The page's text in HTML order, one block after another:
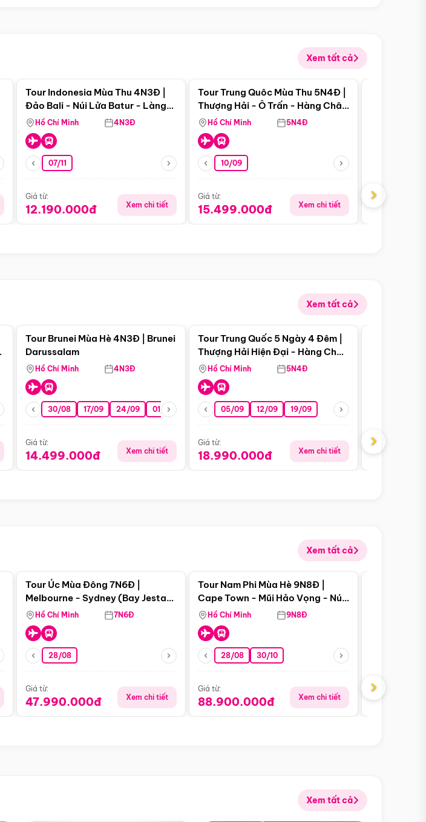
Xem tất cả
Tour Indonesia Mùa Thu 4N3Đ |
Đảo Bali - Núi Lửa Batur - Làng
Penglipuran
Hồ Chí Minh 4N3Đ
07/11
Giá từ:
12.190.000đ Xem chi tiết
Điểm nổi bật
Tour Trung Quôc Mùa Thu 5N4Đ |
Thượng Hải - Ô Trấn - Hàng Châu
(Tour Không Shopping)
Hồ Chí Minh 5N4Đ
10/09
Giá từ:
15.499.000đ Xem chi tiết
Giá từ:
›
Xem tất cả
Tour Brunei Mùa Hè 4N3Đ | Brunei
Darussalam
Hồ Chí Minh 4N3Đ
30/08 17/09 24/09 01/10 15/10 29/10
Giá từ:
14.499.000đ Xem chi tiết
Điểm nổi bật
Tour Trung Quốc 5 Ngày 4 Đêm |
Thượng Hải Hiện Đại - Hàng Châu
Nên Thơ - Ô Trấn Cổ Kính
Hồ Chí Minh 5N4Đ
05/09 12/09 19/09
Giá từ:
18.990.000đ Xem chi tiết
Giá từ:
›
Xem tất cả
Tour Úc Mùa Đông 7N6Đ |
Melbourne - Sydney (Bay Jestar
Airways)
Hồ Chí Minh 7N6Đ
28/08
Giá từ:
47.990.000đ Xem chi tiết
Điểm nổi bật
Tour Nam Phi Mùa Hè 9N8Đ |
Cape Town - Mũi Hảo Vọng - Núi
Bàn - Johannesburg - Pretoria -
Safari - Lodge
Hồ Chí Minh 9N8Đ
28/08 30/10
Giá từ:
88.900.000đ Xem chi tiết
Giá từ:
›
Xem tất cả